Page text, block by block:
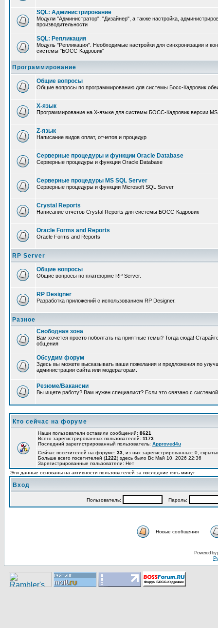
SQL: Администрирование
Модули "Администратор", "Дизайнер", а также настройка,
производительности
SQL: Репликация
Модуль "Репликация". Необходимые настройки для синхронизации и
системы "БОСС-Кадровик"
Программирование
Общие вопросы
Общие вопросы по программированию для системы Босс-Кадровик
X-язык
Программирование на X-языке для системы БОСС-Кадровик версии
Z-язык
Написание видов оплат, отчетов и процедур
Серверные процедуры и функции Oracle Database
Серверные процедуры и функции Oracle Database
Серверные процедуры MS SQL Server
Серверные процедуры и функции Microsoft SQL Server
Crystal Reports
Написание отчетов Crystal Reports для системы БОСС-Кадровик
Oracle Forms and Reports
Oracle Forms and Reports
RP Server
Общие вопросы
Общие вопросы по платформе RP Server.
RP Designer
Разработка приложений с использованием RP Designer.
Разное
Свободная зона
Вам хочется просто поболтать на приятные темы? Тогда сюда!
общения
Обсудим форум
Здесь вы можете высказывать ваши пожелания и предложения по
администрации сайта или модераторам.
Резюме/Вакансии
Вы ищете работу? Вам нужен специалист? Если это связано с
Кто сейчас на форуме
Наши пользователи оставили сообщений: 8621
Всего зарегистрированных пользователей: 1173
Последний зарегистрированный пользователь: Approved4u
Сейчас посетителей на форуме: 33 , из них зарегистрированных: 0,
Больше всего посетителей (1222) здесь было Вс Май 10, 2026 22:36
Зарегистрированные пользователи: Нет
Эти данные основаны на активности пользователей за последние пять минут
Вход
Пользoватeль: Пaрoль:
Новые сообщения
Pоwerеd by